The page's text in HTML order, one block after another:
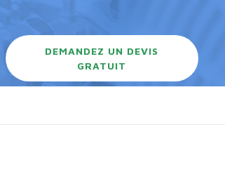
DEMANDEZ UN DEVIS
GRATUIT